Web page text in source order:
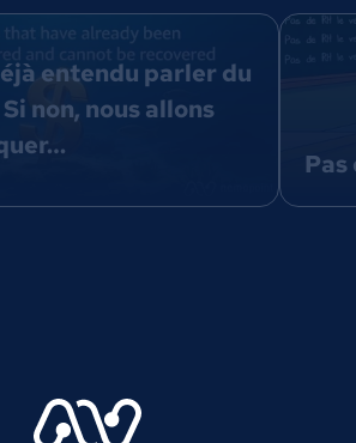
entendu parler du
non, nous allons
Pas